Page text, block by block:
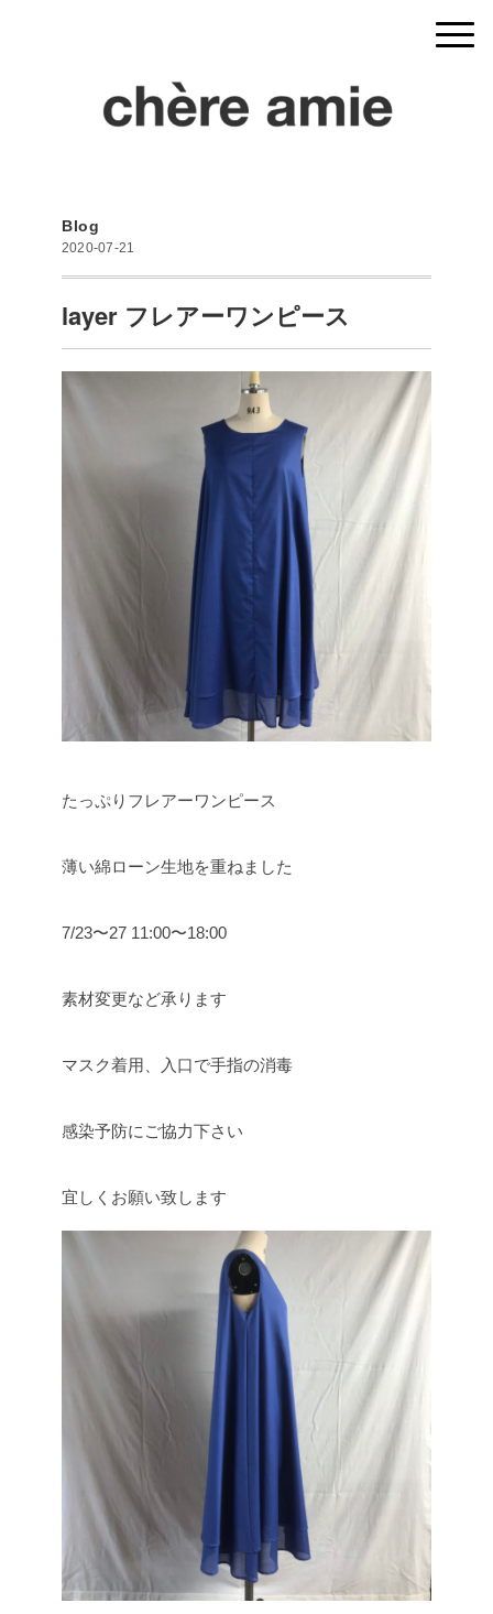
Blog
2020-07-21
layer フレアーワンピース
たっぷりフレアーワンピース
薄い綿ローン生地を重ねました
7/23〜27 11:00〜18:00
素材変更など承ります
マスク着用、入口で手指の消毒
感染予防にご協力下さい
宜しくお願い致します